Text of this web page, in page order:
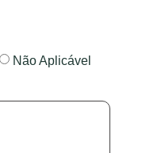
Não Aplicável